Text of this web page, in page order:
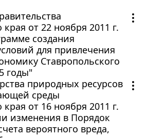
от 22 ноября 2011 г.
создания
для привлечения
Ставропольского
годы"
природных ресурсов
среды
от 16 ноября 2011 г.
изменения в Порядок
вероятного вреда,